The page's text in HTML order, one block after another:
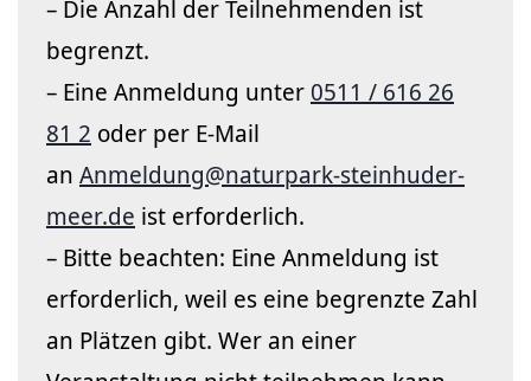
– Die Anzahl der Teilnehmenden ist
begrenzt.
– Eine Anmeldung unter 0511 / 616 26
81 2 oder per E-Mail
an Anmeldung@naturpark-steinhuder-
meer.de ist erforderlich.
– Bitte beachten: Eine Anmeldung ist
erforderlich, weil es eine begrenzte Zahl
an Plätzen gibt. Wer an einer